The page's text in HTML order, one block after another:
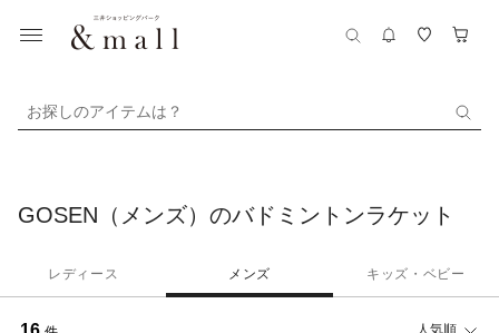
お探しのアイテムは？
GOSEN（メンズ）のバドミントンラケット
レディース メンズ キッズ・ベビー
人気順